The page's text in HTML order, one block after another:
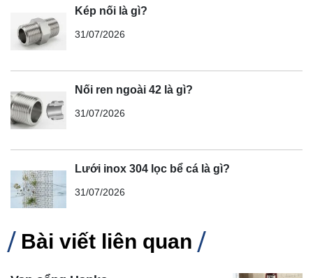
Kép nối là gì?
31/07/2026
Nối ren ngoài 42 là gì?
31/07/2026
Lưới inox 304 lọc bể cá là gì?
31/07/2026
Bài viết liên quan